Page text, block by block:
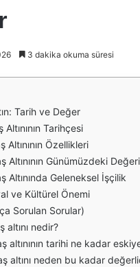
3 dakika okuma süresi
Tarih ve Değer
Altınının Tarihçesi
Altınının Özellikleri
Altınının Günümüzdeki Değeri
Altınında Geleneksel İşçilik
ve Kültürel Önemi
Sorulan Sorular)
altını nedir?
altınının tarihi ne kadar
altını neden bu kadar